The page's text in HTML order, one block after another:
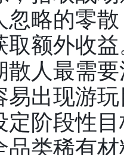
略的零
取额外收
最需要注
易出现游
定阶段性
品类稀有